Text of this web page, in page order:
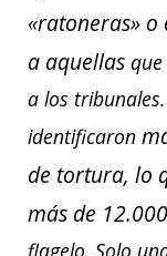
«ratoneras» o
a aquellas
a los
identificaron
de tortura, lo
más de 12.000
flagelo. Solo